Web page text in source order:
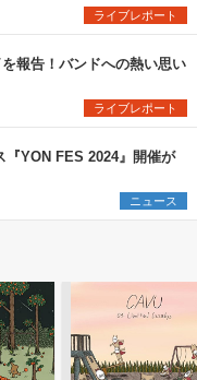
ライブレポート
報告！バンドへの熱い思い
ライブレポート
YON FES 2024』開催が
ニュース